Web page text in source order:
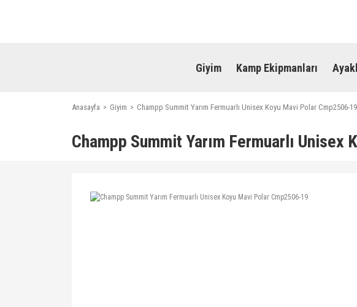
Giyim Kamp Ekipmanları
Anasayfa Giyim Champp Summit Yarım Fermuarlı Unisex Koyu Mavi Polar Cmp2506-19
Champp Summit Yarım Fermuarlı